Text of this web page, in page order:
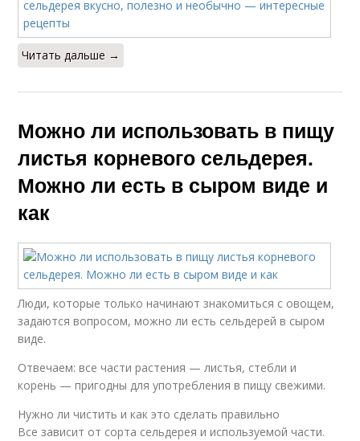
Читать дальше →
Можно ли использовать в пищу
листья корневого сельдерея.
Можно ли есть в сыром виде и
как
Люди, которые только начинают знакомиться с овощем,
задаются вопросом, можно ли есть сельдерей в сыром
виде.
Отвечаем: все части растения — листья, стебли и
корень — пригодны для употребления в пищу свежими.
Нужно ли чистить и как это сделать правильно
Все зависит от сорта сельдерея и используемой части.